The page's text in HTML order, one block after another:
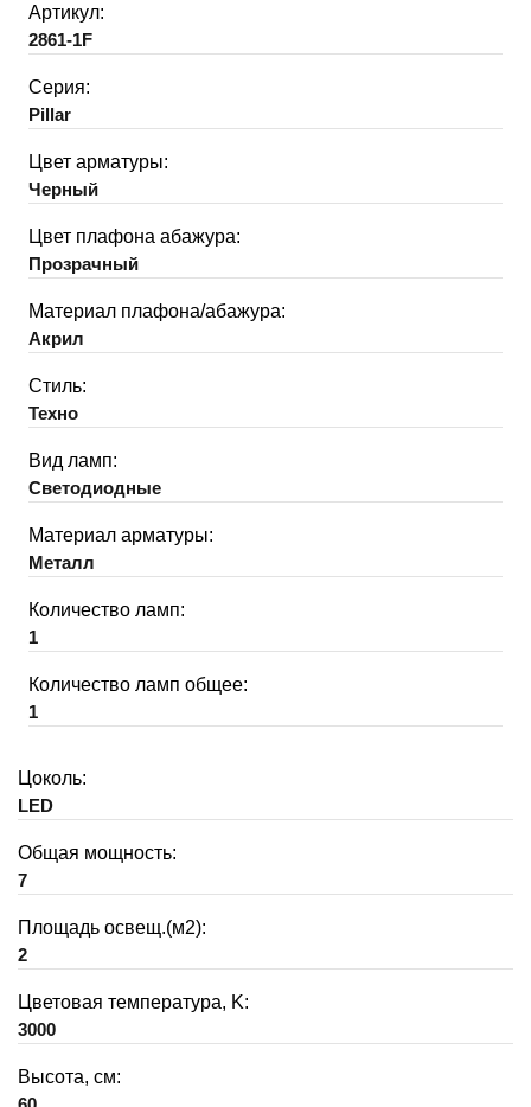
Артикул:
2861-1F
Серия:
Pillar
Цвет арматуры:
Черный
Цвет плафона абажура:
Прозрачный
Материал плафона/абажура:
Акрил
Стиль:
Техно
Вид ламп:
Светодиодные
Материал арматуры:
Металл
Количество ламп:
1
Количество ламп общее:
1
Цоколь:
LED
Общая мощность:
7
Площадь освещ.(м2):
2
Цветовая температура, K:
3000
Высота, см: